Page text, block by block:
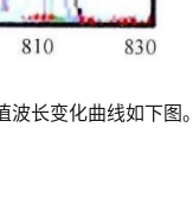
长变化曲线如下图。